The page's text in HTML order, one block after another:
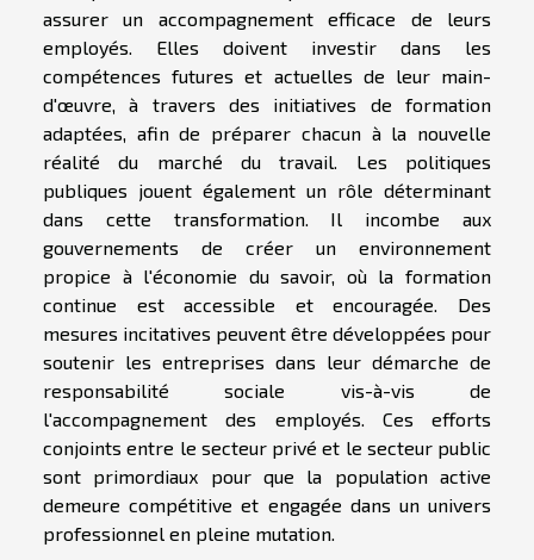
assurer un accompagnement efficace de leurs
employés. Elles doivent investir dans les
compétences futures et actuelles de leur main-
d'œuvre, à travers des initiatives de formation
adaptées, afin de préparer chacun à la nouvelle
réalité du marché du travail. Les politiques
publiques jouent également un rôle déterminant
dans cette transformation. Il incombe aux
gouvernements de créer un environnement
propice à l'économie du savoir, où la formation
continue est accessible et encouragée. Des
mesures incitatives peuvent être développées pour
soutenir les entreprises dans leur démarche de
responsabilité sociale vis-à-vis de
l'accompagnement des employés. Ces efforts
conjoints entre le secteur privé et le secteur public
sont primordiaux pour que la population active
demeure compétitive et engagée dans un univers
professionnel en pleine mutation.